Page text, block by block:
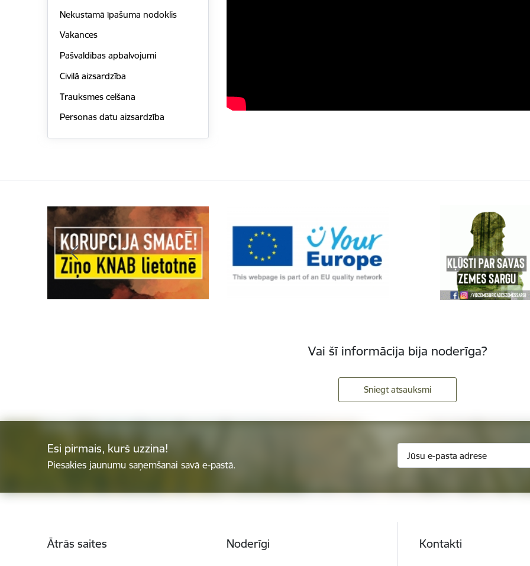
Nekustamā īpašuma nodoklis
Vakances
Pašvaldības apbalvojumi
Civilā aizsardzība
Trauksmes celšana
Personas datu aizsardzība
Vai šī informācija bija noderīga?
Sniegt atsauksmi
Esi pirmais, kurš uzzina!
Piesakies jaunumu saņemšanai savā e-pastā.
Ātrās saites Noderīgi Kontakti